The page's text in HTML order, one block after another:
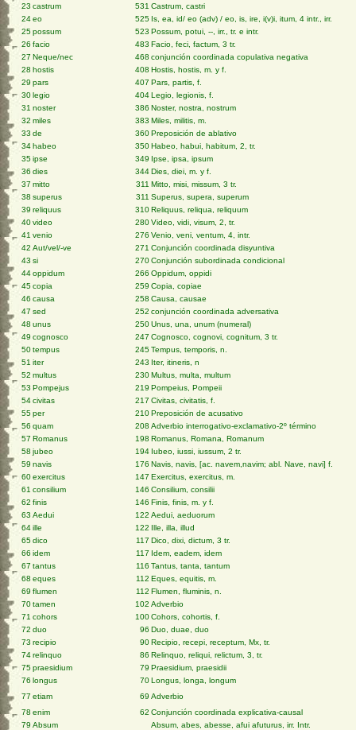
23 castrum 531 Castrum, castri
24eo 525 Is, ea, id/ eo (adv) / eo, is, ire, i(v)i, itum, 4 intr., irr.
25possum 523 Possum, potui, --, irr., tr. e intr.
26 facio 483 Facio, feci, factum, 3 tr.
27 Neque/nec 468 conjunción coordinada copulativa negativa
28 hostis 408 Hostis, hostis, m. y f.
29 pars 407 Pars, partis, f.
30legio 404Legio, legionis, f.
31 noster 386 Noster, nostra, nostrum
32 miles 383 Miles, militis, m.
33 de 360Preposición de ablativo
34habeo 350Habeo, habui, habitum, 2, tr.
35ipse 349 Ipse, ipsa, ipsum
36 dies 344Dies, diei, m. y f.
37 mitto 311 Mitto, misi, missum, 3 tr.
38 superus 311 Superus, supera, superum
39 reliquus 310Reliquus, reliqua, reliquum
40video 280Video, vidi, visum, 2, tr.
41 venio 276 Venio, veni, ventum, 4, intr.
42 Aut/vel/-ve 271 Conjunción coordinada disyuntiva
43 si 270Conjunción subordinada condicional
44oppidum 266 Oppidum, oppidi
45copia 259 Copia, copiae
46 causa 258 Causa, causae
47 sed 252 conjunción coordinada adversativa
48 unus 250Unus, una, unum (numeral)
49 cognosco 247 Cognosco, cognovi, cognitum, 3 tr.
50tempus 245Tempus, temporis, n.
51 iter 243 Iter, itineris, n
52 multus 230Multus, multa, multum
53 Pompejus 219 Pompeius, Pompeii
54civitas 217 Civitas, civitatis, f.
55per 210Preposición de acusativo
56 quam 208 Adverbio interrogativo-exclamativo-2º término
57 Romanus 198 Romanus, Romana, Romanum
58 jubeo 194 Iubeo, iussi, iussum, 2 tr.
59 navis 176 Navis, navis, [ac. navem,navim; abl. Nave, navi] f.
60exercitus 147 Exercitus, exercitus, m.
61 consilium 146 Consilium, consilii
62 finis 146 Finis, finis, m. y f.
63 Aedui 122 Aedui, aeduorum
64ille 122 Ille, illa, illud
65dico 117 Dico, dixi, dictum, 3 tr.
66 idem 117 Idem, eadem, idem
67 tantus 116 Tantus, tanta, tantum
68 eques 112 Eques, equitis, m.
69 flumen 112 Flumen, fluminis, n.
70tamen 102 Adverbio
71 cohors 100Cohors, cohortis, f.
72 duo 96 Duo, duae, duo
73 recipio 90Recipio, recepi, receptum, Mx, tr.
74relinquo 86 Relinquo, reliqui, relictum, 3, tr.
75praesidium 79 Praesidium, praesidii
76 longus 70Longus, longa, longum
77 etiam 69 Adverbio
78 enim 62 Conjunción coordinada explicativa-causal
79 Absum
Absum, abes, abesse, afui afuturus, irr. Intr.